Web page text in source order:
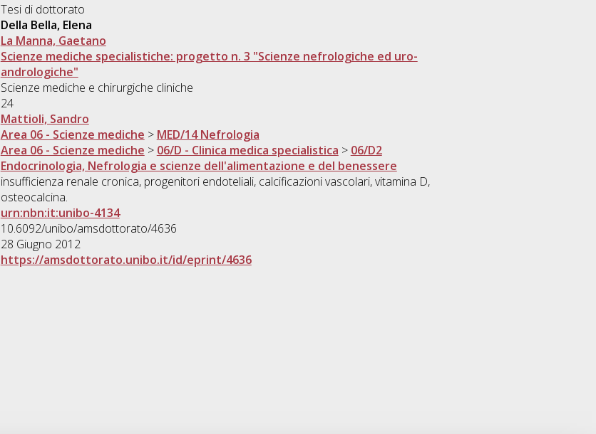
Tesi di dottorato
Della Bella, Elena
La Manna, Gaetano
Scienze mediche specialistiche: progetto n. 3 "Scienze nefrologiche ed uro-
andrologiche"
Scienze mediche e chirurgiche cliniche
24
Mattioli, Sandro
Area 06 - Scienze mediche > MED/14 Nefrologia
Area 06 - Scienze mediche > 06/D - Clinica medica specialistica > 06/D2
Endocrinologia, Nefrologia e scienze dell'alimentazione e del benessere
insufficienza renale cronica, progenitori endoteliali, calcificazioni vascolari, vitamina D,
osteocalcina.
urn:nbn:it:unibo-4134
10.6092/unibo/amsdottorato/4636
28 Giugno 2012
https://amsdottorato.unibo.it/id/eprint/4636